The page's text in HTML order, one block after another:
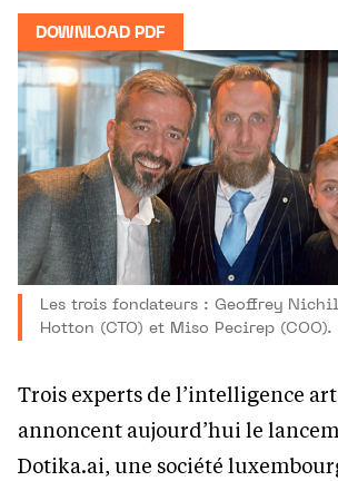
DOWNLOAD PDF
Les trois fondateurs : Geoffrey Nichil
Hotton (CTO) et Miso Pecirep (COO).
Trois experts de l’intelligence
annoncent aujourd’hui le
Dotika.ai, une société